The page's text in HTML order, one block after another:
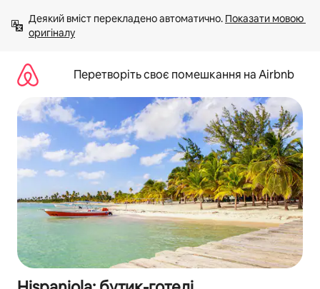
вмісту
Деякий вміст перекладено автоматично. Показати мовою
оригіналу
Перетворіть своє помешкання на Airbnb